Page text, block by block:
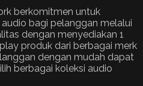
berkomitmen untuk
bagi pelanggan melalui
dengan menyediakan 1
produk dari berbagai merk
dengan mudah dapat
berbagai koleksi audio